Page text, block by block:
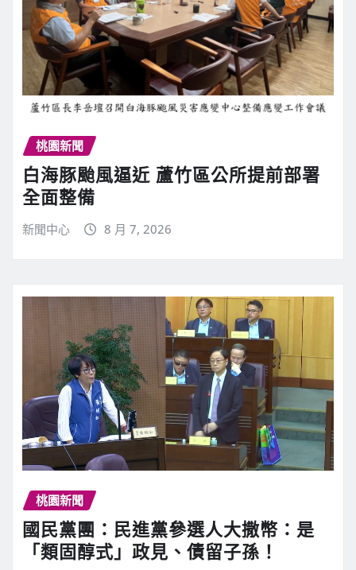
桃園新聞
白海豚颱風逼近 蘆竹區公所提前部署
全面整備
新聞中心 8 月 7, 2026
桃園新聞
國民黨團：民進黨參選人大撒幣：是
「類固醇式」政見、債留子孫！